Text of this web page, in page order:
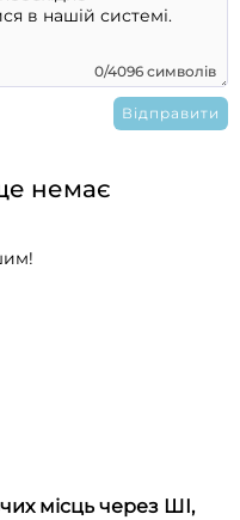
0/4096 символів
немає
місць через ШІ,